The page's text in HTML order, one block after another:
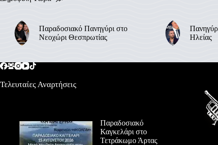
Παραδοσιακό Πανηγύρι στο
Νεοχώρι Θεσπρωτίας
Ηλείας
Τελευταίες Αναρτήσεις
Παραδοσιακό
Καγκελάρι στο
Τετράκωμο Άρτας